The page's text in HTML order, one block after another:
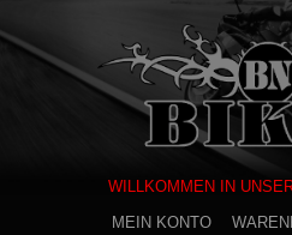
WILLKOMMEN IN
MEIN KONTO